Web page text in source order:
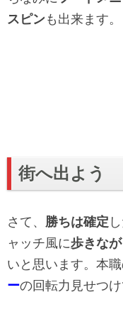
スピンも出来ます。
街へ出よう
さて、 勝ちは確定
ャッチ風に歩きな
いと思います。本
ーの回転力見せつけ